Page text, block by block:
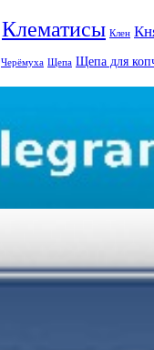
Клематисы Клен
Черёмуха Щепа Щепа для